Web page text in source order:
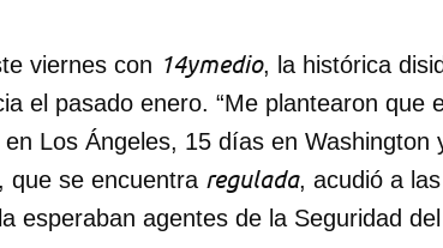
viernes con 14ymedio, la histórica
el pasado enero. “Me plantearon que
Los Ángeles, 15 días en Washington
que se encuentra regulada, acudió a
esperaban agentes de la Seguridad